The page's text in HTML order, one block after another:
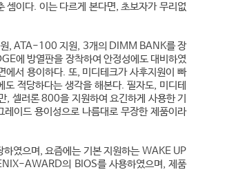
이다. 이는 다르게 본다면, 초보자가 무리없
원, ATA-100 지원, 3개의 DIMM BANK를 장
에 방열판을 장착하여 안정성에도 대비하였
서 용이하다. 또, 미디테크가 사후지원이 빠
적당하다는 생각을 해본다. 필자도, 미디테
셀러론 800을 지원하여 요긴하게 사용한 기
이드 용이성으로 나름대로 무장한 제품이라
였으며, 요즘에는 기본 지원하는 WAKE UP
AWARD의 BIOS를 사용하였으며, 제품